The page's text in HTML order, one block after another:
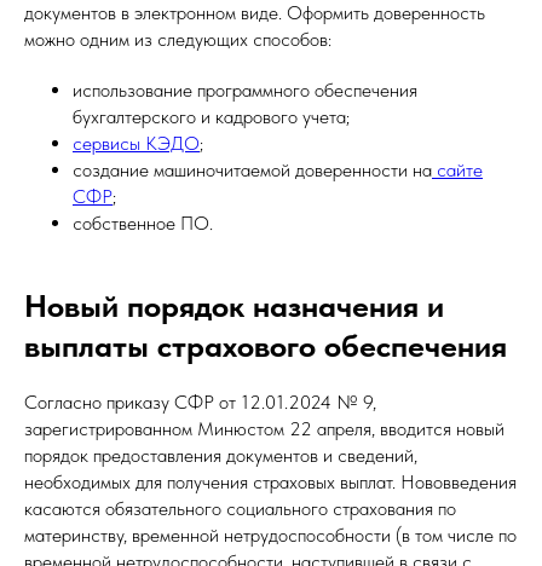
документов в электронном виде. Оформить доверенность
можно одним из следующих способов:
использование программного обеспечения
бухгалтерского и кадрового учета;
сервисы КЭДО;
создание машиночитаемой доверенности на сайте
СФР;
собственное ПО.
Новый порядок назначения и
выплаты страхового обеспечения
Согласно приказу СФР от 12.01.2024 № 9,
зарегистрированном Минюстом 22 апреля, вводится новый
порядок предоставления документов и сведений,
необходимых для получения страховых выплат. Нововведения
касаются обязательного социального страхования по
материнству, временной нетрудоспособности (в том числе по